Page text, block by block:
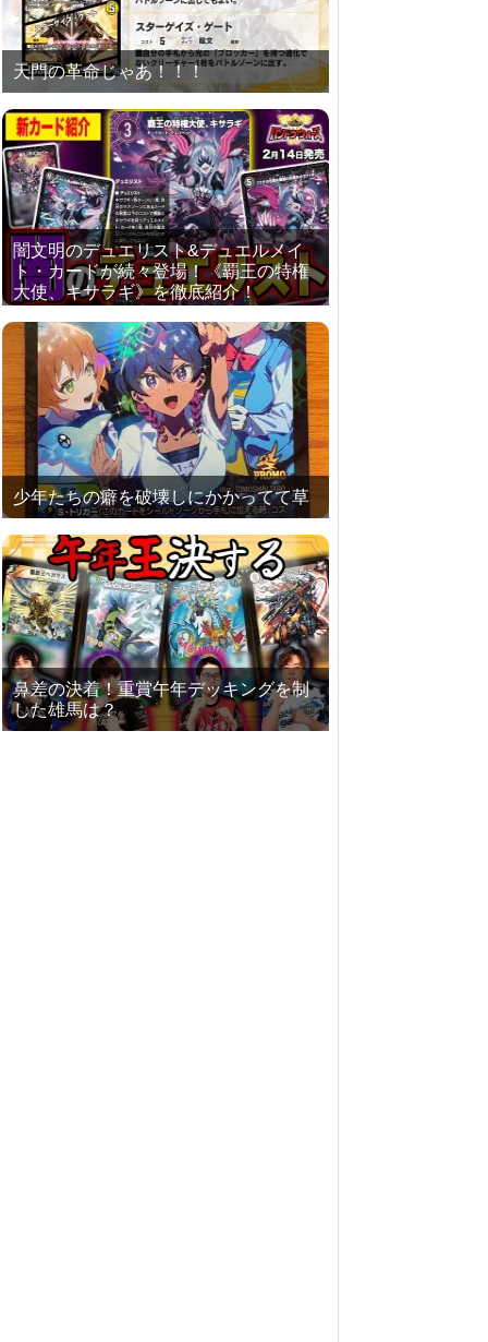
天門の革命じゃあ！！！
闇文明のデュエリスト&デュエルメイ
ト・カードが続々登場！《覇王の特権
大使、キサラギ》を徹底紹介！
少年たちの癖を破壊しにかかってて草
鼻差の決着！重賞午年デッキングを制
した雄馬は？